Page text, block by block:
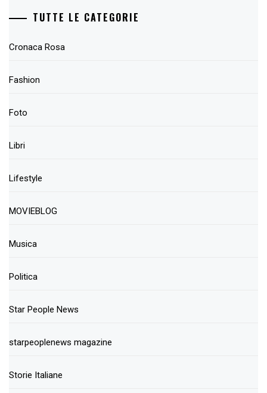
TUTTE LE CATEGORIE
Cronaca Rosa
Fashion
Foto
Libri
Lifestyle
MOVIEBLOG
Musica
Politica
Star People News
starpeoplenews magazine
Storie Italiane